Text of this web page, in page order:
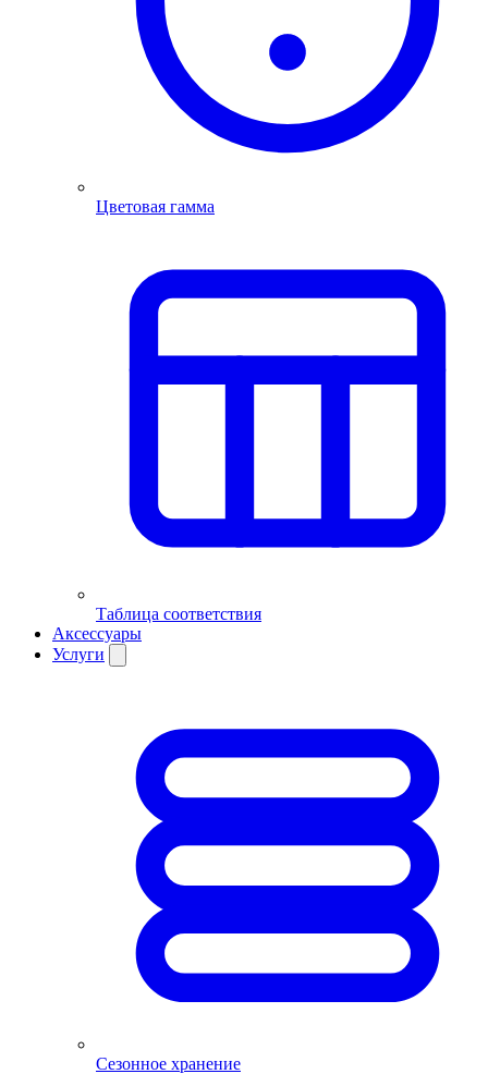
Цветовая гамма
Таблица соответствия
Аксессуары
Услуги
Сезонное хранение